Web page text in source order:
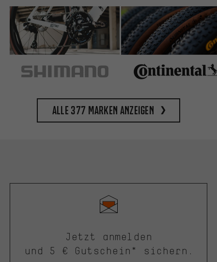
Alle 377 Marken anzeigen
Jetzt anmelden
und 5 € Gutschein* sichern.